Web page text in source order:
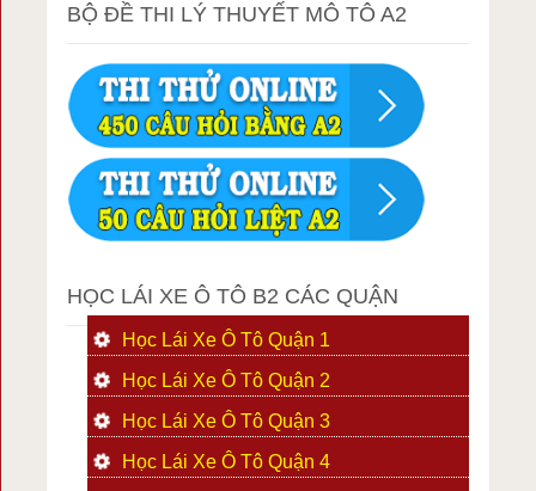
BỘ ĐỀ THI LÝ THUYẾT MÔ TÔ A2
HỌC LÁI XE Ô TÔ B2 CÁC QUẬN
Học Lái Xe Ô Tô Quận 1
Học Lái Xe Ô Tô Quận 2
Học Lái Xe Ô Tô Quận 3
Học Lái Xe Ô Tô Quận 4